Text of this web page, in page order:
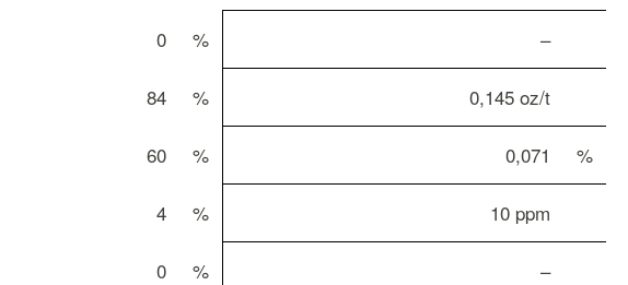
0 % –
84 % 0,145 oz/t
60 % 0,071 %
4 % 10 ppm
0 % –